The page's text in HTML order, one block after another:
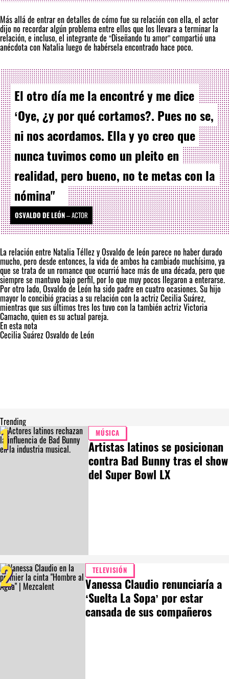
Más allá de entrar en detalles de cómo fue su relación con ella, el actor
dijo no recordar algún problema entre ellos que los llevara a terminar la
relación, e incluso, el integrante de “Diseñando tu amor” compartió una
anécdota con Natalia luego de habérsela encontrado hace poco.
El otro día me la encontré y me dice
‘Oye, ¿y por qué cortamos?. Pues no se,
ni nos acordamos. Ella y yo creo que
nunca tuvimos como un pleito en
realidad, pero bueno, no te metas con la
nómina"
OSVALDO DE LEÓN–ACTOR
La relación entre Natalia Téllez y Osvaldo de león parece no haber durado
mucho, pero desde entonces, la vida de ambos ha cambiado muchísimo, ya
que se trata de un romance que ocurrió hace más de una década, pero que
siempre se mantuvo bajo perfil, por lo que muy pocos llegaron a enterarse.
Por otro lado, Osvaldo de León ha sido padre en cuatro ocasiones. Su hijo
mayor lo concibió gracias a su relación con la actriz Cecilia Suárez,
mientras que sus últimos tres los tuvo con la también actriz Victoria
Camacho, quien es su actual pareja.
En esta nota
Cecilia SuárezOsvaldo de León
Trending
1 MÚSICA
Artistas latinos se posicionan
contra Bad Bunny tras el show
del Super Bowl LX
2 TELEVISIÓN
Vanessa Claudio renunciaría a
‘Suelta La Sopa’ por estar
cansada de sus compañeros